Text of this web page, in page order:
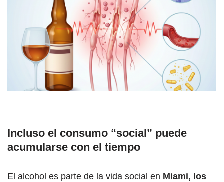
Incluso el consumo “social” puede
acumularse con el tiempo
El alcohol es parte de la vida social en Miami, los